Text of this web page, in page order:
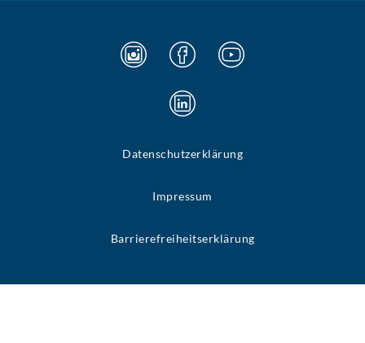
Datenschutzerklärung
Impressum
Barrierefreiheitserklärung